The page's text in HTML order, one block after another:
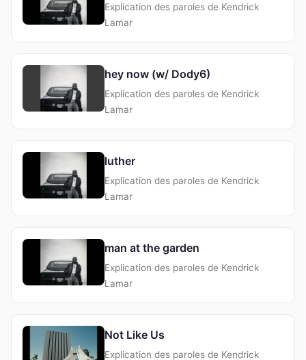
Explication des paroles de Kendrick
Lamar
hey now (w/ Dody6)
Explication des paroles de Kendrick
Lamar
luther
Explication des paroles de Kendrick
Lamar
man at the garden
Explication des paroles de Kendrick
Lamar
Not Like Us
Explication des paroles de Kendrick